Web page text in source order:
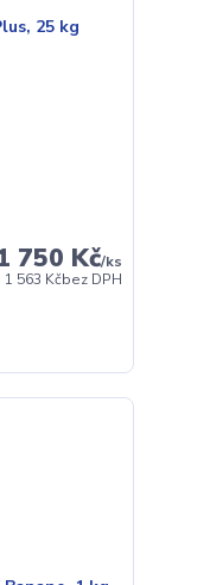
750 Kč/ks
1 563 Kčbez DPH